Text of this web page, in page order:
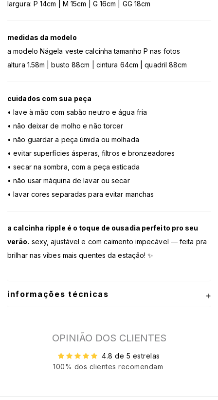
largura: P 14cm | M 15cm | G 16cm | GG 18cm
medidas da modelo
a modelo Nágela veste calcinha tamanho P nas fotos
altura 1.58m | busto 88cm | cintura 64cm | quadril 88cm
cuidados com sua peça
• lave à mão com sabão neutro e água fria
• não deixar de molho e não torcer
• não guardar a peça úmida ou molhada
• evitar superfícies ásperas, filtros e bronzeadores
• secar na sombra, com a peça esticada
• não usar máquina de lavar ou secar
• lavar cores separadas para evitar manchas
a calcinha ripple é o toque de ousadia perfeito pro seu
verão. sexy, ajustável e com caimento impecável — feita pra
brilhar nas vibes mais quentes da estação! ✨
informações técnicas
OPINIÃO DOS CLIENTES
4.8 de 5 estrelas
100% dos clientes recomendam